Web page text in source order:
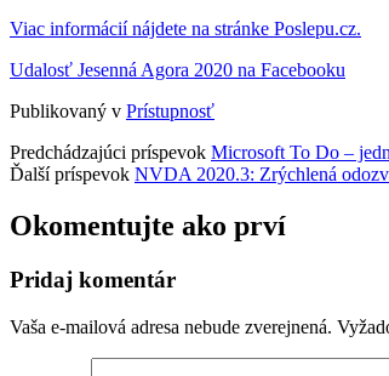
Viac informácií nájdete na stránke Poslepu.cz.
Udalosť Jesenná Agora 2020 na Facebooku
Publikovaný v Prístupnosť
Predchádzajúci príspevok Microsoft To Do –
Ďalší príspevok NVDA 2020.3: Zrýchlená
Okomentujte ako prví
Pridaj komentár
Vaša e-mailová adresa nebude zverejnená.